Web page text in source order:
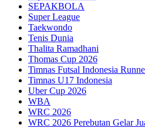
SEPAKBOLA
Super League
Taekwondo
Tenis Dunia
Thalita Ramadhani
Thomas Cup 2026
Timnas Futsal Indonesia
Timnas U17 Indonesia
Uber Cup 2026
WBA
WRC 2026
WRC 2026 Perebutan Gelar